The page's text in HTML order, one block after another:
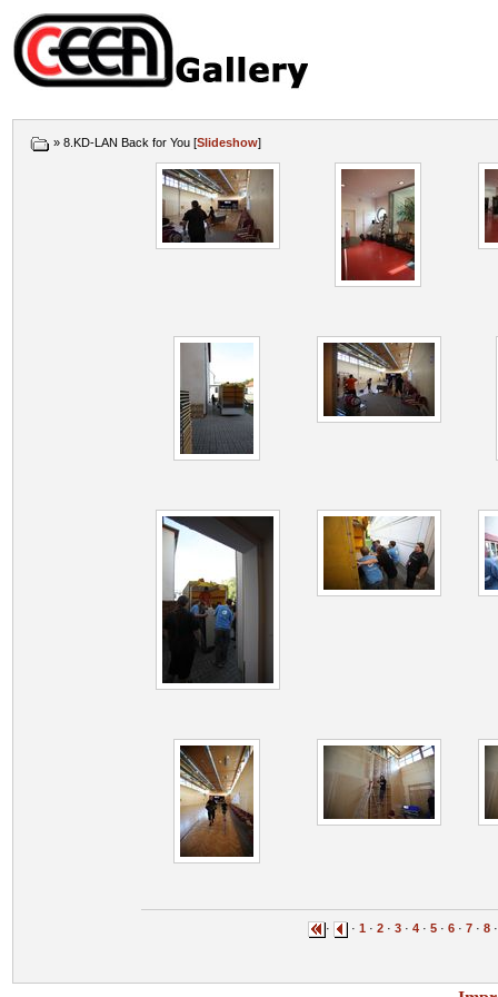
» 8.KD-LAN Back for You [Slideshow]
· · 1 · 2· 3· 4· 5· 6· 7· 8